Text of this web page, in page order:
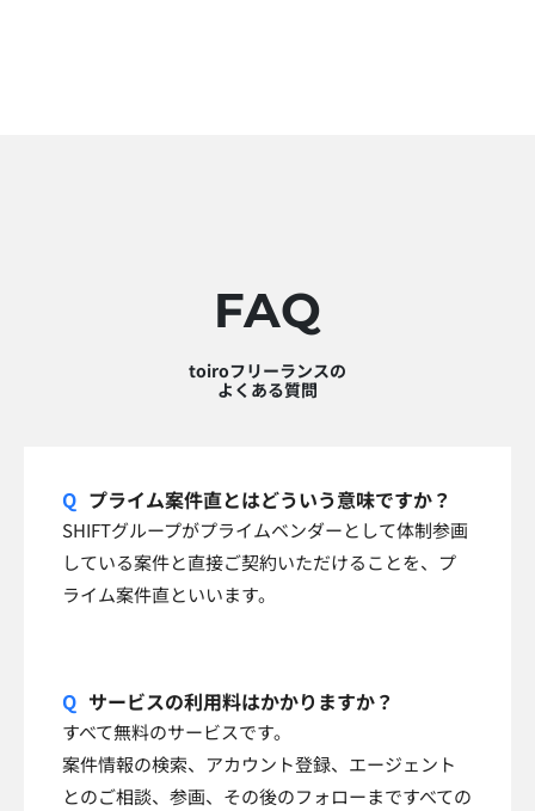
FAQ
toiroフリーランスの
よくある質問
プライム案件直とはどういう意味ですか？
SHIFTグループがプライムベンダーとして体制参画
している案件と直接ご契約いただけることを、プ
ライム案件直といいます。
サービスの利用料はかかりますか？
すべて無料のサービスです。
案件情報の検索、アカウント登録、エージェント
とのご相談、参画、その後のフォローまですべての